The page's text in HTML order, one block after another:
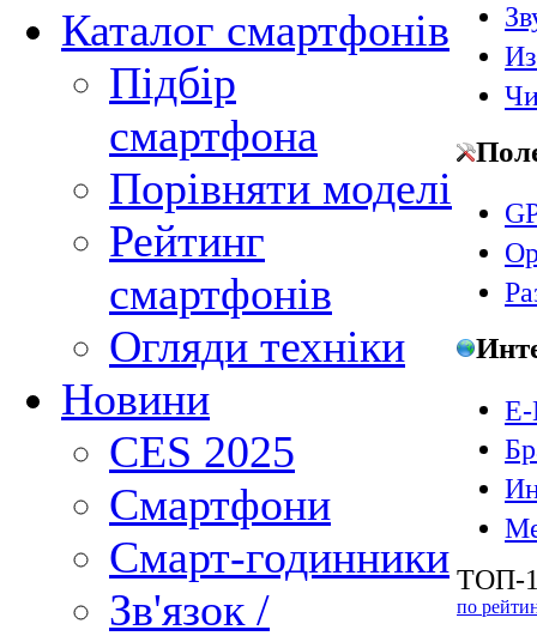
Каталог смартфонів
Підбір
смартфона
Порівняти моделі
Рейтинг
смартфонів
Огляди техніки
Новини
CES 2025
Смартфони
Смарт-годинники
Зв'язок /
ТОП-
по